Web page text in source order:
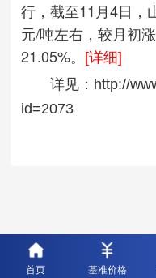
行，截至11月4日，
元/吨左右，较月初
21.05%。
[详细]
详见： http://
id=2073
首页 基准价格